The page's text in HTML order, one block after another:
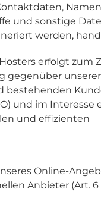
und sonstige
werden,
erfolgt zum
gegenüber
bestehenden
und im Interesse
und effizienten
Online-
Anbieter (Art. 6